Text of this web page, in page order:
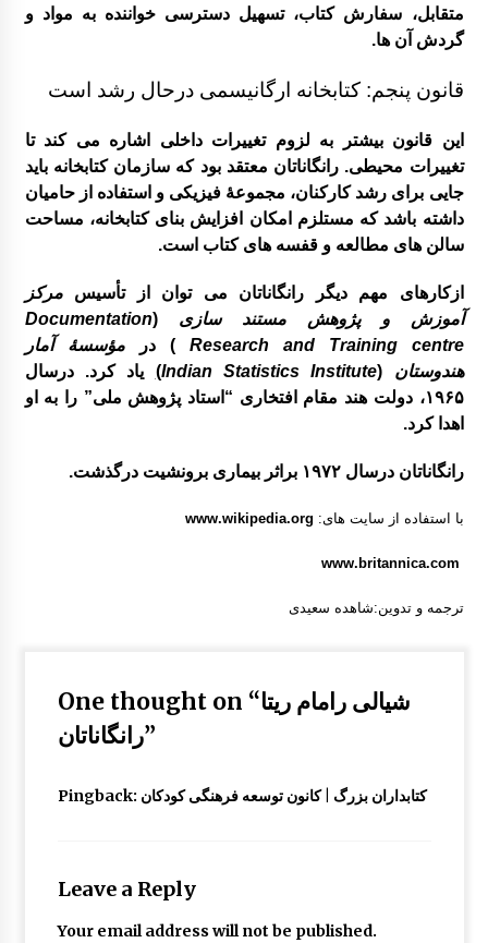
متقابل، سفارش کتاب، تسهیل دسترسی خواننده به مواد و
گردش آن ها.
قانون پنجم: کتابخانه ارگانیسمی درحال رشد است
این قانون بیشتر به لزوم تغییرات داخلی اشاره می کند تا
تغییرات محیطی. رانگاناتان معتقد بود که سازمان کتابخانه باید
جایی برای رشد کارکنان، مجموعۀ فیزیکی و استفاده از حامیان
داشته باشد که مستلزم امکان افزایش بنای کتابخانه، مساحت
سالن های مطالعه و قفسه های کتاب است.
ازکارهای مهم دیگر رانگاناتان می توان از تأسیسمرکز
آموزش و پژوهش مستند سازی (
Documentation
Research and Training centre ) درمؤسسۀ آمار
هندوستان (
Indian Statistics Institute
) یاد کرد. درسال
۱۹۶۵، دولت هند مقام افتخاری “استاد پژوهش ملی” را به او
اهدا کرد.
رانگاناتان درسال ۱۹۷۲ براثر بیماری برونشیت درگذشت.
با استفاده از سایت های: www.wikipedia.org
www.britannica.com
ترجمه و تدوین:شاهده سعیدی
One thought on “شیالی رامام ریتا
رانگاناتان”
Pingback: کتابداران بزرگ | کانون توسعه فرهنگی کودکان
Leave a Reply
Your email address will not be published.